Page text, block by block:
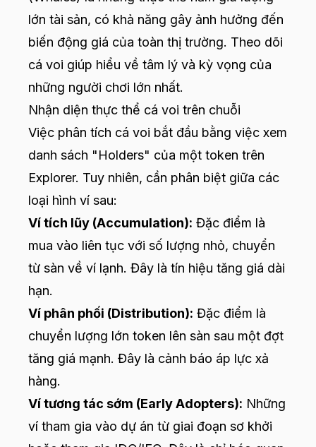
lớn tài sản, có khả năng gây ảnh hưởng đến
biến động giá của toàn thị trường. Theo dõi
cá voi giúp hiểu về tâm lý và kỳ vọng của
những người chơi lớn nhất.
Nhận diện thực thể cá voi trên chuỗi
Việc phân tích cá voi bắt đầu bằng việc xem
danh sách "Holders" của một token trên
Explorer. Tuy nhiên, cần phân biệt giữa các
loại hình ví sau:
Ví tích lũy (Accumulation): Đặc điểm là
mua vào liên tục với số lượng nhỏ, chuyển
từ sàn về ví lạnh. Đây là tín hiệu tăng giá dài
hạn.
Ví phân phối (Distribution): Đặc điểm là
chuyển lượng lớn token lên sàn sau một đợt
tăng giá mạnh. Đây là cảnh báo áp lực xả
hàng.
Ví tương tác sớm (Early Adopters): Những
ví tham gia vào dự án từ giai đoạn sơ khởi